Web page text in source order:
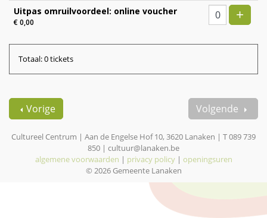
Uitpas omruilvoordeel: online voucher
€ 0,00 +
Totaal: 0 tickets
Vorige Volgende
Cultureel Centrum | Aan de Engelse Hof 10, 3620 Lanaken | T 089 739
850 | cultuur@lanaken.be
algemene voorwaarden | privacy policy| openingsuren
© 2026 Gemeente Lanaken